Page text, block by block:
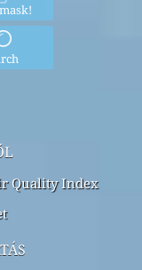
Quality Index